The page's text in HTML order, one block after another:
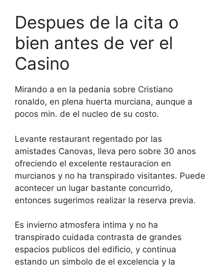
Despues de la cita o
bien antes de ver el
Casino
Mirando a en la pedania sobre Cristiano
ronaldo, en plena huerta murciana, aunque a
pocos min. de el nucleo de su costo.
Levante restaurant regentado por las
amistades Canovas, lleva pero sobre 30 anos
ofreciendo el excelente restauracion en
murcianos y no ha transpirado visitantes. Puede
acontecer un lugar bastante concurrido,
entonces sugerimos realizar la reserva previa.
Es invierno atmosfera intima y no ha
transpirado cuidada contrasta de grandes
espacios publicos del edificio, y continua
estando un simbolo de el excelencia y la